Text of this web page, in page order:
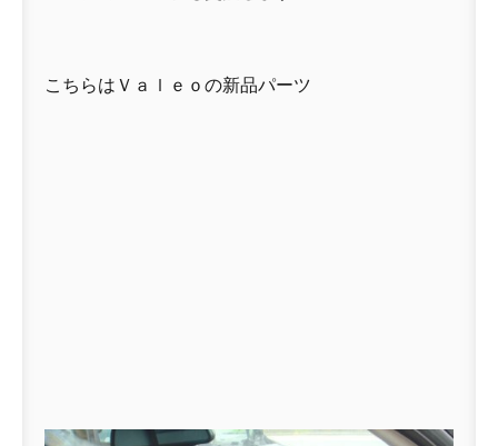
こちらはＶａｌｅｏの新品パーツ